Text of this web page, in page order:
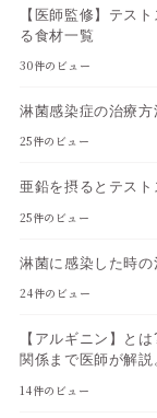
【医師監修】テス
る食材一覧
30件のビュー
淋菌感染症の治療方
25件のビュー
亜鉛を摂るとテス
25件のビュー
淋菌に感染した時
24件のビュー
【アルギニン】と
関係まで医師が解説
14件のビュー